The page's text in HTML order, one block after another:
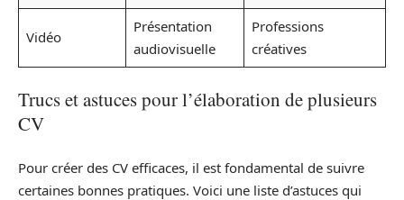
Vidéo
Présentation
audiovisuelle
Professions
créatives
Trucs et astuces pour l’élaboration de plusieurs
CV
Pour créer des CV efficaces, il est fondamental de suivre
certaines bonnes pratiques. Voici une liste d’astuces qui